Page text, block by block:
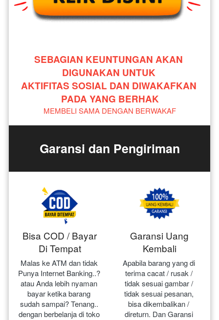
SEBAGIAN KEUNTUNGAN AKAN
DIGUNAKAN UNTUK
AKTIFITAS SOSIAL DAN DIWAKAFKAN
PADA YANG BERHAK
MEMBELI SAMA DENGAN BERWAKAF
Garansi dan Pengiriman
Bisa COD / Bayar
Di Tempat
Malas ke ATM dan tidak
Punya Internet Banking..?
atau Anda lebih nyaman
bayar ketika barang
sudah sampai? Tenang..
dengan berbelanja di toko
Garansi Uang
Kembali
Apabila barang yang di
terima cacat / rusak /
tidak sesuai gambar /
tidak sesuai pesanan,
bisa dikembalikan /
direturn. Dan Garansi